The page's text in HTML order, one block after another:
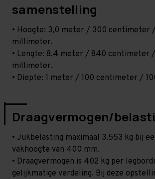
samenstelling
• Hoogte: 3,0 meter / 300 centimeter
millimeter.
• Lengte: 8,4 meter / 840 centimeter
millimeter.
• Diepte: 1 meter / 100 centimeter /
Draagvermogen/
• Jukbelasting maximaal 3.553 kg bij
vakhoogte van 400 mm.
• Draagvermogen is 402 kg per
gelijkmatige verdeling. Bij deze